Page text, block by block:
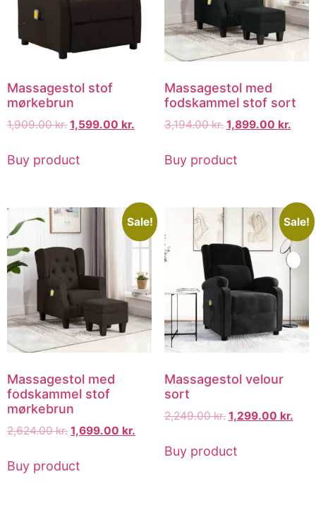
Massagestol stof
mørkebrun
1,909.00kr. 1,599.00 kr.
Buy product
Massagestol med
fodskammel stof sort
3,194.00kr. 1,899.00 kr.
Buy product
Sale!
Massagestol med
fodskammel stof
mørkebrun
2,624.00kr. 1,699.00 kr.
Buy product
Sale!
Massagestol velour
sort
2,249.00kr. 1,299.00 kr.
Buy product